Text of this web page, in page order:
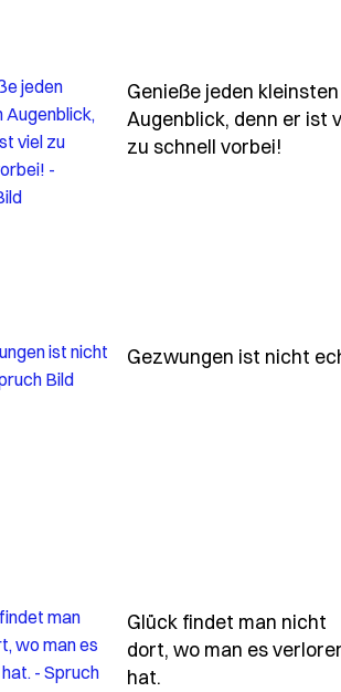
hat-um-einen-sieg-zu-erringen
Genieße jeden kleinsten
Augenblick, denn er ist
zu schnell vorbei! -
Gezwungen ist nicht
Glück findet man nicht
dort, wo man es
hat. - Spruch glueck-